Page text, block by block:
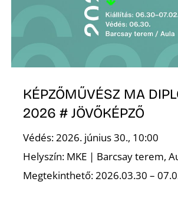
KÉPZŐMŰVÉSZ MA
2026 # JÖVŐKÉPZŐ
Védés: 2026. június 30., 10:00
Helyszín: MKE | Barcsay terem,
Megtekinthető: 2026.03.30 –